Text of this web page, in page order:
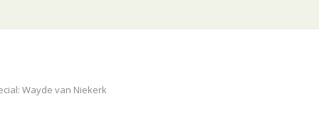
Wayde van Niekerk